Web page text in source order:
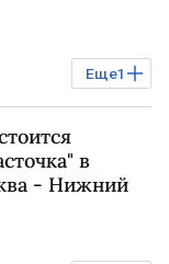
Еще1
в
- Нижний